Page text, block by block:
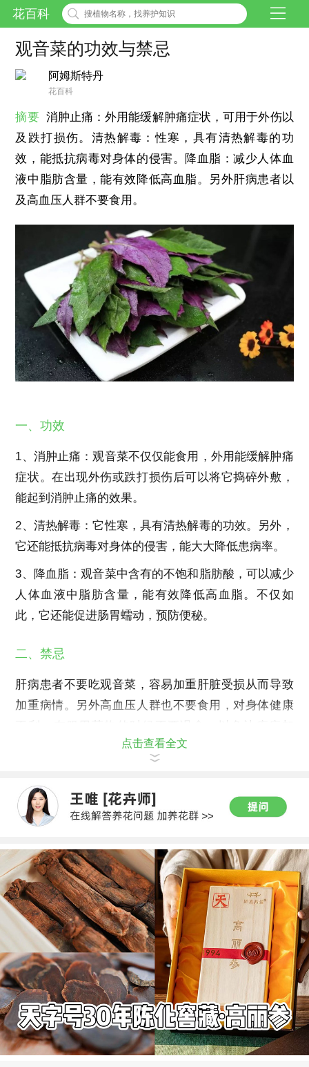
花百科
观音菜的功效与禁忌
阿姆斯特丹
花百科
摘要 消肿止痛：外用能缓解肿痛症状，可用于外伤以
及跌打损伤。清热解毒：性寒，具有清热解毒的功
效，能抵抗病毒对身体的侵害。降血脂：减少人体血
液中脂肪含量，能有效降低高血脂。另外肝病患者以
及高血压人群不要食用。
一、功效
1、消肿止痛：观音菜不仅仅能食用，外用能缓解肿痛
症状。在出现外伤或跌打损伤后可以将它捣碎外敷，
能起到消肿止痛的效果。
2、清热解毒：它性寒，具有清热解毒的功效。另外，
它还能抵抗病毒对身体的侵害，能大大降低患病率。
3、降血脂：观音菜中含有的不饱和脂肪酸，可以减少
人体血液中脂肪含量，能有效降低高血脂。不仅如
此，它还能促进肠胃蠕动，预防便秘。
二、禁忌
肝病患者不要吃观音菜，容易加重肝脏受损从而导致
加重病情。另外高血压人群也不要食用，对身体健康
点击查看全文